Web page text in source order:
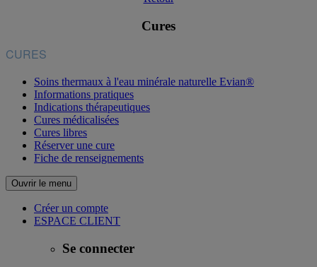
Cures
CURES
Soins thermaux à l'eau minérale naturelle Evian®
Informations pratiques
Indications thérapeutiques
Cures médicalisées
Cures libres
Réserver une cure
Fiche de renseignements
Ouvrir le menu
Créer un compte
ESPACE CLIENT
Se connecter